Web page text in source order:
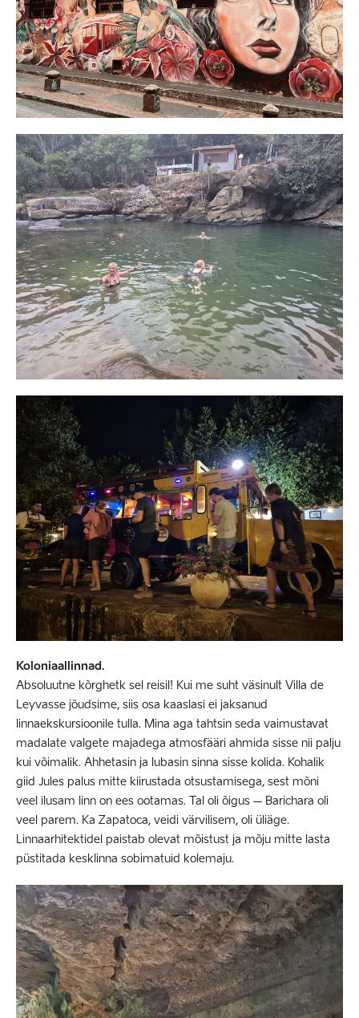
Koloniaallinnad.
Absoluutne kõrghetk sel reisil! Kui me suht väsinult Villa de
Leyvasse jõudsime, siis osa kaaslasi ei jaksanud
linnaekskursioonile tulla. Mina aga tahtsin seda vaimustavat
madalate valgete majadega atmosfääri ahmida sisse nii palju
kui võimalik. Ahhetasin ja lubasin sinna sisse kolida. Kohalik
giid Jules palus mitte kiirustada otsustamisega, sest mõni
veel ilusam linn on ees ootamas. Tal oli õigus – Barichara oli
veel parem. Ka Zapatoca, veidi värvilisem, oli üliäge.
Linnaarhitektidel paistab olevat mõistust ja mõju mitte lasta
püstitada kesklinna sobimatuid kolemaju.